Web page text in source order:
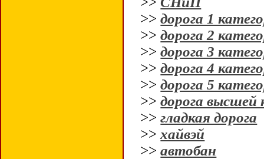
>>дорога 1
>>дорога 2
>>дорога 3
>>дорога 4
>>дорога 5
>>дорога высшей
>>гладкая дорога
>>хайвэй
>>автобан